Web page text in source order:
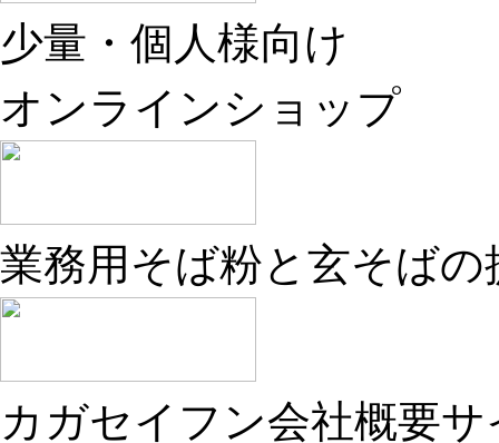
少量・個人様向け
オンラインショップ
業務用そば粉と玄そばの
カガセイフン会社概要サ